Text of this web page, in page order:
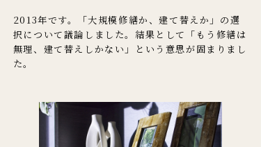
2013年です。「大規模修繕か、建て替えか」の選
択について議論しました。結果として「もう修繕は
無理、建て替えしかない」という意思が固まりまし
た。